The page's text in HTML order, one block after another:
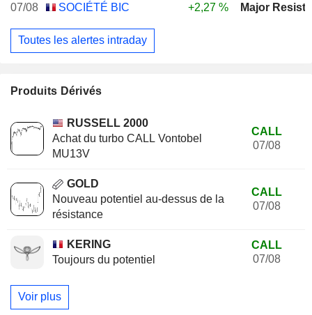
07/08
SOCIÉTÉ BIC +2,27 %
Toutes les alertes intraday
Produits Dérivés
RUSSELL 2000
Achat du turbo CALL Vontobel
MU13V
CALL
07/08
GOLD
Nouveau potentiel au-dessus de la
résistance
CALL
07/08
KERING
Toujours du potentiel
CALL
07/08
Voir plus